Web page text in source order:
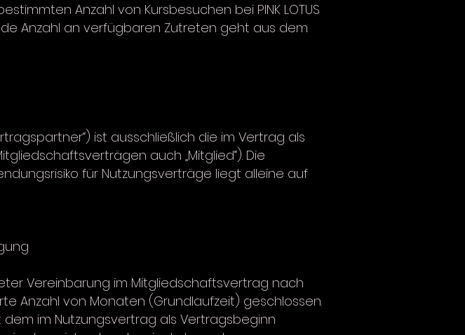
Anzahl von Kursbesuchen bei PINK LOTUS
Anzahl an verfügbaren Zutreten geht aus dem
ist ausschließlich die im Vertrag als
auch „Mitglied“). Die
für Nutzungsverträge liegt alleine auf
Vereinbarung im Mitgliedschaftsvertrag nach
Anzahl von Monaten (Grundlaufzeit) geschlossen.
im Nutzungsvertrag als Vertragsbeginn